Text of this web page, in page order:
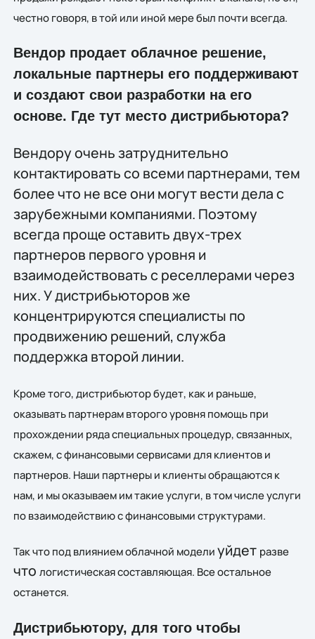
честно говоря, в той или иной мере был почти всегда.
Вендор продает облачное решение,
локальные партнеры его поддерживают
и создают свои разработки на его
основе. Где тут место дистрибьютора?
Вендору очень затруднительно
контактировать со всеми партнерами, тем
более что не все они могут вести дела с
зарубежными компаниями. Поэтому
всегда проще оставить двух-трех
партнеров первого уровня и
взаимодействовать с реселлерами через
них. У дистрибьюторов же
концентрируются специалисты по
продвижению решений, служба
поддержка второй линии.
Кроме того, дистрибьютор будет, как и раньше,
оказывать партнерам второго уровня помощь при
прохождении ряда специальных процедур, связанных,
скажем, с финансовыми сервисами для клиентов и
партнеров. Наши партнеры и клиенты обращаются к
нам, и мы оказываем им такие услуги, в том числе услуги
по взаимодействию с финансовыми структурами.
Так что под влиянием облачной модели уйдет разве
что логистическая составляющая. Все остальное
останется.
Дистрибьютору, для того чтобы